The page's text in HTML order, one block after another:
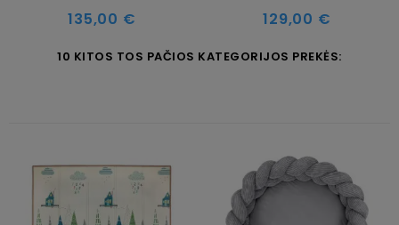
Kaina
135,00 € Kaina
129,00 €
10 KITOS TOS PAČIOS KATEGORIJOS PREKĖS: